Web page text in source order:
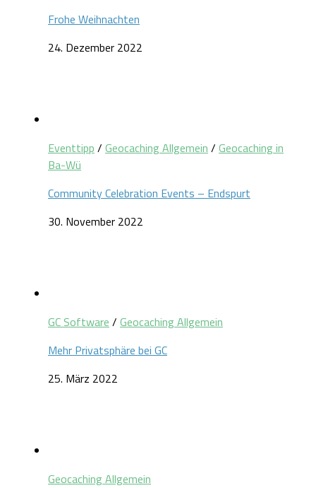
Frohe Weihnachten
24. Dezember 2022
Eventtipp / Geocaching Allgemein / Geocaching in
Ba-Wü
Community Celebration Events – Endspurt
30. November 2022
GC Software / Geocaching Allgemein
Mehr Privatsphäre bei GC
25. März 2022
Geocaching Allgemein